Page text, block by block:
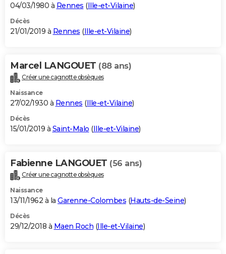
04/03/1980 à Rennes (Ille-et-Vilaine)
Décès
21/01/2019 à Rennes (Ille-et-Vilaine)
Marcel LANGOUET (88 ans)
Créer une cagnotte obsèques
Naissance
27/02/1930 à Rennes (Ille-et-Vilaine)
Décès
15/01/2019 à Saint-Malo (Ille-et-Vilaine)
Fabienne LANGOUET (56 ans)
Créer une cagnotte obsèques
Naissance
13/11/1962 à la Garenne-Colombes (Hauts-de-Seine)
Décès
29/12/2018 à Maen Roch (Ille-et-Vilaine)